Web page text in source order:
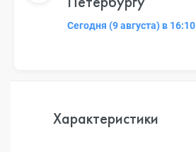
Сегодня (9 августа) в 16:10
Характеристики